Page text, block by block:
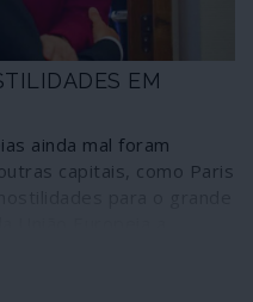
EM
ainda mal foram
capitais, como Paris